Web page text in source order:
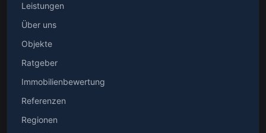
Leistungen
Über uns
Objekte
Ratgeber
Immobilienbewertung
Referenzen
Regionen